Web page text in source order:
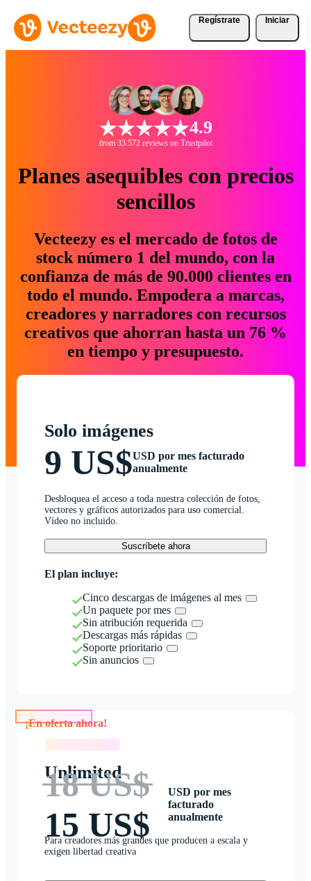
Regístrate Iniciar
4.9
from 33.572 reviews on Trustpilot
Planes asequibles con precios
sencillos
Vecteezy es el mercado de fotos de
stock número 1 del mundo, con la
confianza de más de 90.000 clientes en
todo el mundo. Empodera a marcas,
creadores y narradores con recursos
creativos que ahorran hasta un 76 %
en tiempo y presupuesto.
Solo imágenes
9 US$USD por mes facturado
anualmente
Desbloquea el acceso a toda nuestra colección de fotos,
vectores y gráficos autorizados para uso comercial.
Vídeo no incluido.
Suscríbete ahora
El plan incluye:
Cinco descargas de imágenes al mes
Un paquete por mes
Sin atribución requerida
Descargas más rápidas
Soporte prioritario
Sin anuncios
Unlimited
18 US$
15 US$
USD por mes
facturado
anualmente
Para creadores más grandes que producen a escala y
exigen libertad creativa